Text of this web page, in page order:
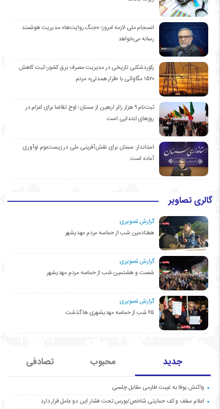
انسجام ملی لازمه امروز؛ «جنگ روایت‌ها» مدیریت هوشمند
رسانه می‌خواهد
رکوردشکنی تاریخی در مدیریت مصرف برق کشور؛ ثبت کاهش
۱۵۲۰ مگاواتی با «قرار همدلی» مردم
ثبت‌نام ۹ هزار زائر اربعین از سمنان؛ اوج تقاضا برای اعزام در
روزهای ابتدایی است
استاندار: سمنان برای نقش‌آفرینی ملی در زیست‌بوم نوآوری
آماده است
گالری تصاویر
گزارش تصویری:
هفتادمین شب از حماسه مردم مهدیشهر
گزارش تصویری:
شصت و هشتمین شب از حماسه مردم مهدیشهر
گزارش تصویری:
۶۵ شب از حماسه مهدیشهری ها گذشت
جدید محبوب تصادفی
واکنش یوفا به غیبت طارمی مقابل چلسی
اعلام سقف و کف حمایتی شاخص/بورس تحت فشار این دو عامل قرار دارد